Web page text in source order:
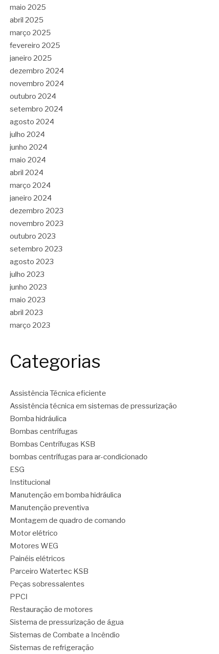
maio 2025
abril 2025
março 2025
fevereiro 2025
janeiro 2025
dezembro 2024
novembro 2024
outubro 2024
setembro 2024
agosto 2024
julho 2024
junho 2024
maio 2024
abril 2024
março 2024
janeiro 2024
dezembro 2023
novembro 2023
outubro 2023
setembro 2023
agosto 2023
julho 2023
junho 2023
maio 2023
abril 2023
março 2023
Categorias
Assistência Técnica eficiente
Assistência técnica em sistemas de pressurização
Bomba hidráulica
Bombas centrífugas
Bombas Centrífugas KSB
bombas centrífugas para ar-condicionado
ESG
Institucional
Manutenção em bomba hidráulica
Manutenção preventiva
Montagem de quadro de comando
Motor elétrico
Motores WEG
Painéis elétricos
Parceiro Watertec KSB
Peças sobressalentes
PPCI
Restauração de motores
Sistema de pressurização de água
Sistemas de Combate a Incêndio
Sistemas de refrigeração